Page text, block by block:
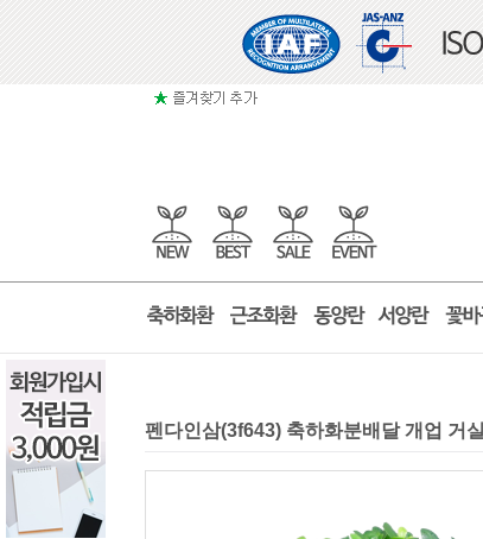
펜다인삼(3f643) 축하화분배달 개업 거